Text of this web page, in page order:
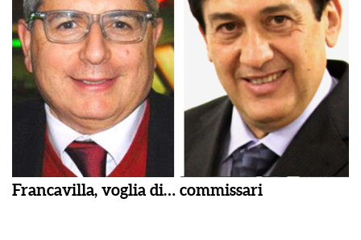
Francavilla, voglia di… commissari